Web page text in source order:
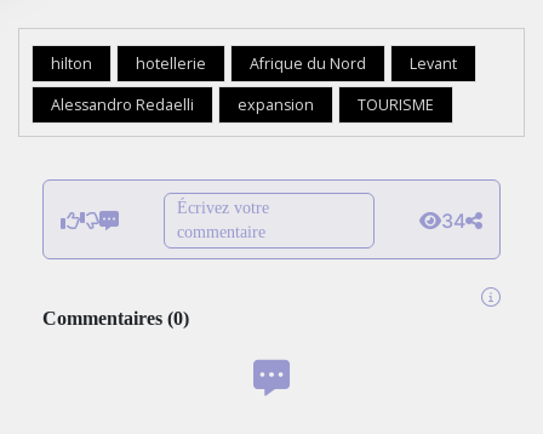
hilton hotellerie Afrique du Nord
Levant
Alessandro Redaelli
expansion TOURISME
Écrivez votre
commentaire
34
Commentaires (0)